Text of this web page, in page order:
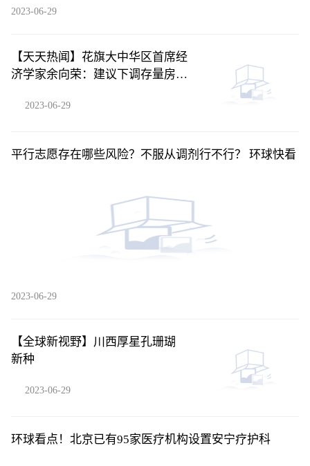
2023-06-29
【天天热闻】花旗大中华区首席经
济学家余向荣：建议下调存量房贷
2023-06-29
平行志愿存在哪些风险？不服从调剂行不行？ 环球快看
2023-06-29
【全球新视野】川西厚星孔珊瑚
新种
2023-06-29
环球看点！北京已有95家医疗机构设置安宁疗护科